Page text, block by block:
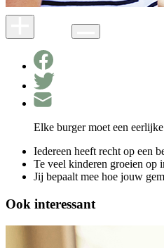
Elke burger moet een
Iedereen heeft recht op een
Te veel kinderen groeien op
Jij bepaalt mee hoe jouw
Ook interessant